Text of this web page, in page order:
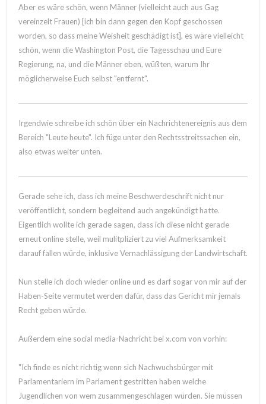
Aber es wäre schön, wenn Männer (vielleicht auch aus Gag
vereinzelt Frauen) [ich bin dann gegen den Kopf geschossen
worden, so dass meine Weisheit geschädigt ist], es wäre vielleicht
schön, wenn die Washington Post, die Tagesschau und Eure
Regierung, na, und die Männer eben, wüßten, warum Ihr
möglicherweise Euch selbst "entfernt".
Irgendwie schreibe ich schön über ein Nachrichtenereignis aus dem
Bereich "Leute heute". Ich füge unter den Rechtsstreitssachen ein,
also etwas weiter unten.
Gerade sehe ich, dass ich meine Beschwerdeschrift nicht nur
veröffentlicht, sondern begleitend auch angekündigt hatte.
Eigentlich wollte ich gerade sagen, dass ich diese nicht gerade
erneut online stelle, weil mulitpliziert zu viel Aufmerksamkeit
darauf fallen würde, inklusive Vernachlässigung der Landwirtschaft.
Nun stelle ich doch wieder online und es darf sogar von mir auf der
Haben-Seite vermutet werden dafür, dass das Gericht mir jemals
Recht geben würde.
Außerdem eine social media-Nachricht bei x.com von vorhin:
"Ich finde es nicht richtig wenn sich Nachwuchsbürger mit
Parlamentariern im Parlament gestritten haben welche
Jugendlichen von wem zusammengeschlagen würden. Sie müssen